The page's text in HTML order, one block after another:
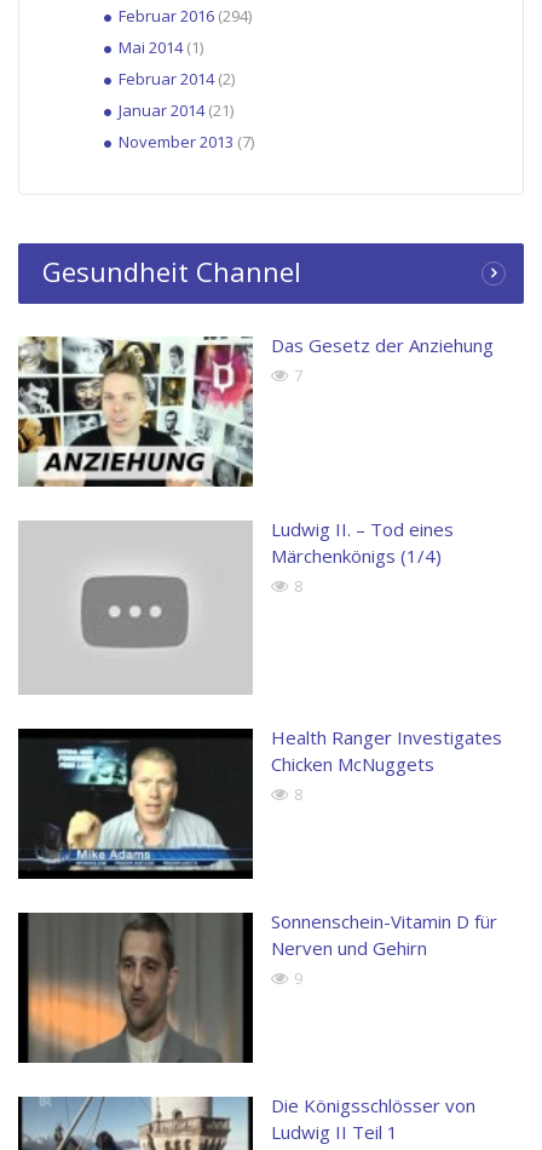
Februar 2016 (294)
Mai 2014(1)
Februar 2014(2)
Januar 2014(21)
November 2013 (7)
Gesundheit Channel
Das Gesetz der Anziehung
7
Ludwig II. – Tod eines
Märchenkönigs (1/4)
8
Health Ranger Investigates
Chicken McNuggets
8
Sonnenschein-Vitamin D für
Nerven und Gehirn
9
Die Königsschlösser von
Ludwig II Teil 1